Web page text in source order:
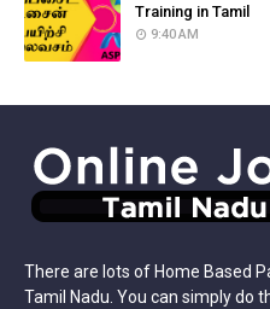
Training in Tamil
9:40 AM
There are lots of Home Based
Tamil Nadu. You can simply do